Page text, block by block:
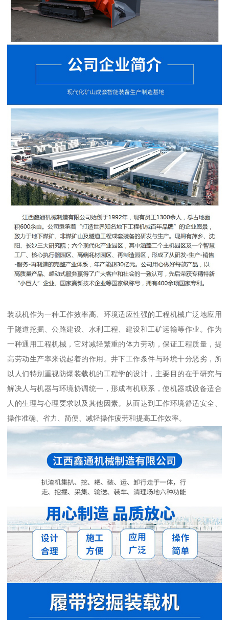
装载机作为一种工作效率高、环境适应性强的工程机械广泛地应用
于隧道挖掘、公路建设、水利工程、建设和工矿运输等作业。作为
一种通用工程机械，它对减轻繁重的体力劳动，保证工程质量，提
高劳动生产率来说起着的作用。井下工作条件与环境十分恶劣，所
以人们特别重视防爆装载机的工程学的设计，主要目的在于研究与
解决人与机器与环境协调统一，形成有机联系，使机器或设备适合
人的生理与心理要求以及其他因素。从而达到工作环境舒适安全、
操作准确、省力、简便、减轻操作疲劳和提高工作效率。